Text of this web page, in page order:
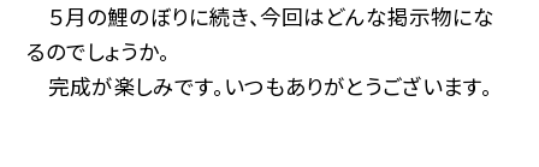
５月の鯉のぼりに続き、今回はどんな掲示物にな
るのでしょうか。
完成が楽しみです。いつもありがとうございます。